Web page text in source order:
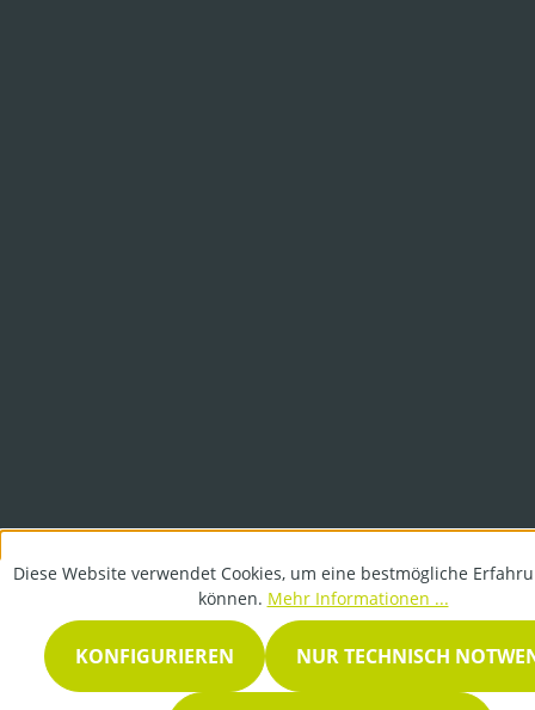
Diese Website verwendet Cookies, um eine bestmögliche
können. Mehr Informationen ...
NUR TECHNISCH
KONFIGURIEREN